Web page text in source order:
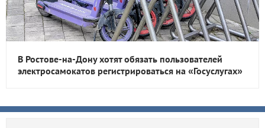
В Ростове-на-Дону хотят обязать пользователей
электросамокатов регистрироваться на «Госуслугах»